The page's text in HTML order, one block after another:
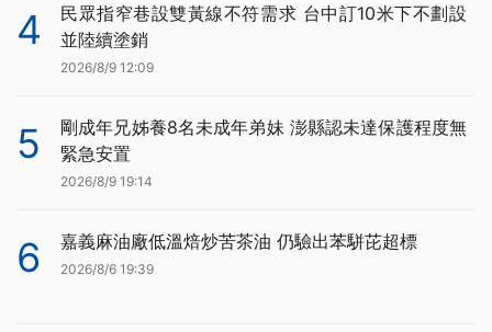
4
民眾指窄巷設雙黃線不符需求 台中訂10米下不劃設
並陸續塗銷
2026/8/9 12:09
5
剛成年兄姊養8名未成年弟妹 澎縣認未達保護程度無
緊急安置
2026/8/9 19:14
6 嘉義麻油廠低溫焙炒苦茶油 仍驗出苯駢芘超標
2026/8/6 19:39